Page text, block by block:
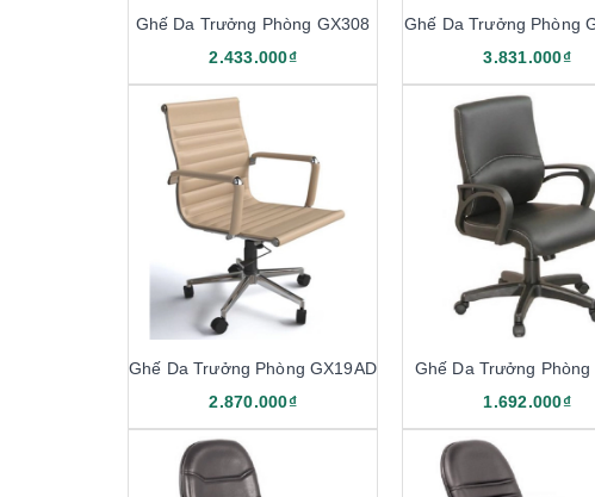
Ghế Da Trưởng Phòng GX308
2.433.000₫
Ghế Da Trưởng Phòng
3.831.000₫
Ghế Da Trưởng Phòng GX19AD
2.870.000₫
Ghế Da Trưởng Phòng
1.692.000₫